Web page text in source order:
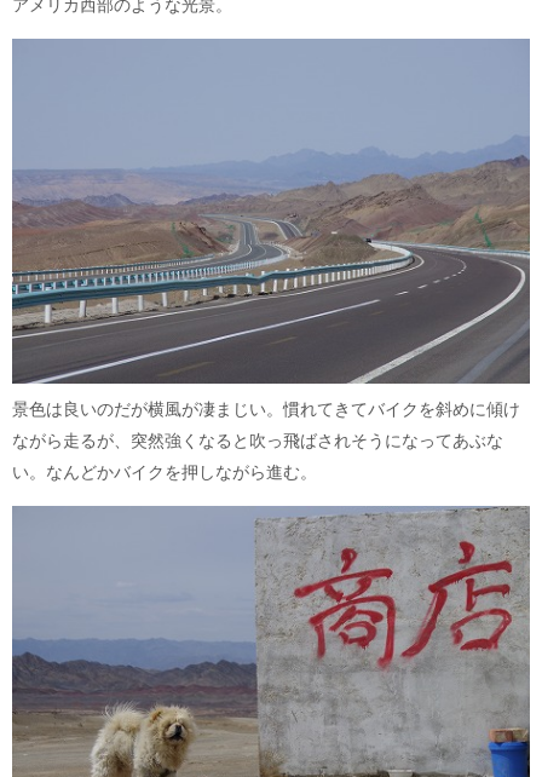
アメリカ西部のような光景。
景色は良いのだが横風が凄まじい。慣れてきてバイクを斜めに傾け
ながら走るが、突然強くなると吹っ飛ばされそうになってあぶな
い。なんどかバイクを押しながら進む。